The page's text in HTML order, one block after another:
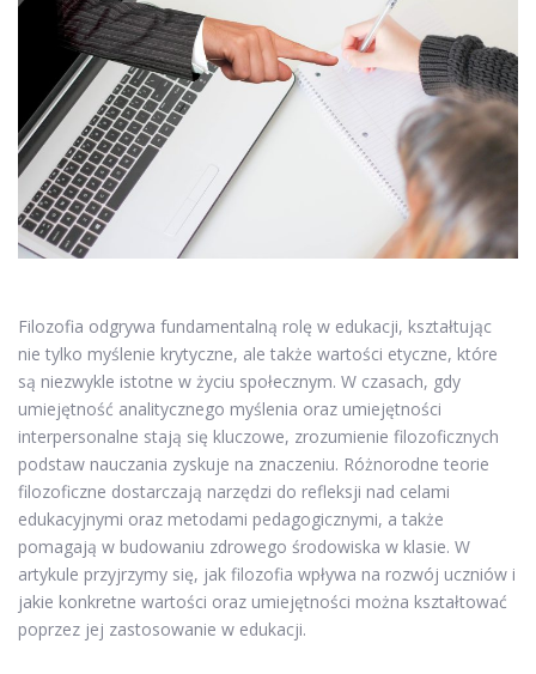
Filozofia odgrywa fundamentalną rolę w edukacji, kształtując
nie tylko myślenie krytyczne, ale także wartości etyczne, które
są niezwykle istotne w życiu społecznym. W czasach, gdy
umiejętność analitycznego myślenia oraz umiejętności
interpersonalne stają się kluczowe, zrozumienie filozoficznych
podstaw nauczania zyskuje na znaczeniu. Różnorodne teorie
filozoficzne dostarczają narzędzi do refleksji nad celami
edukacyjnymi oraz metodami pedagogicznymi, a także
pomagają w budowaniu zdrowego środowiska w klasie. W
artykule przyjrzymy się, jak filozofia wpływa na rozwój uczniów i
jakie konkretne wartości oraz umiejętności można kształtować
poprzez jej zastosowanie w edukacji.